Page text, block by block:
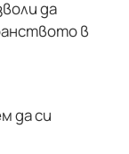
да
в
да си